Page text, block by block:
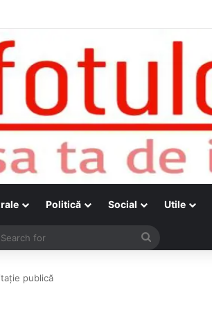
care vor lua parte la Festivalul Folk Țestos
Politică Social Utile
Search
publică